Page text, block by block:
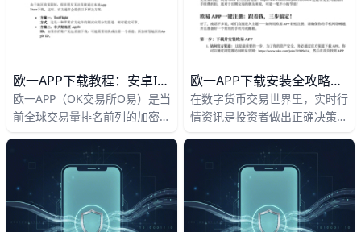
欧一APP下载教程：安卓iOS安装与注册新手完整指南
欧一APP（OK交易所O易）是当
前全球交易量排名前列的加密货
到数十亿美元级别，对想要入门
数字资产的新手来说，是一个功
能完善的选择。对于第一次接触
加密货币交易的用户，只要按照
简单清晰的步骤完成下载、安装
欧一APP下载安装全攻略｜2026最新行情资讯+安全使用指南
在数字货币交易世界里，实时行
情资讯是投资者做出正确决策的
易APP则是保护资产的第一步。
欧一交易所（Ouyi
Exchange）作为行业内知名的
数字资产交易平台，每天为全球
超过500万用户提供交易服务，